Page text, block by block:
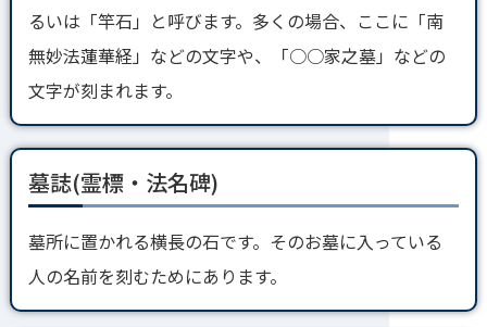
るいは「竿石」と呼びます。多くの場合、ここに「南
無妙法蓮華経」などの文字や、「○○家之墓」などの
文字が刻まれます。
墓誌(霊標・法名碑)
墓所に置かれる横長の石です。そのお墓に入っている
人の名前を刻むためにあります。